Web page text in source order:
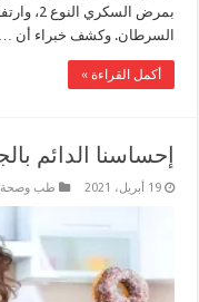
بمرض
السرطان. وكشف خبراء أن …
أكمل القراءة »
إحساسنا الدائم
19 أبريل، 2021 طب وصحة